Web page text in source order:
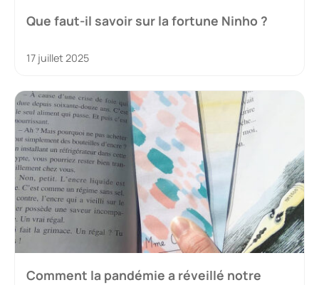
Que faut-il savoir sur la fortune Ninho ?
17 juillet 2025
Comment la pandémie a réveillé notre